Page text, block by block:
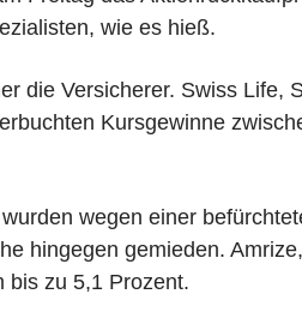
wie es hieß.
die Versicherer. Swiss Life,
Kursgewinne
wegen einer
hingegen gemieden.
bis zu 5,1 Prozent.